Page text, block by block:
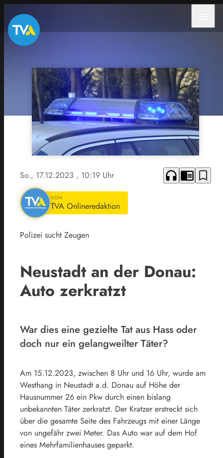
So., 17.12.2023 , 10:19 Uhr headphones chrome_reader_mode bookmark_border
VON
TVA Onlineredaktion
Polizei sucht Zeugen
Neustadt an der Donau:
Auto zerkratzt
War dies eine gezielte Tat aus Hass oder
doch nur ein gelangweilter Täter?
Am 15.12.2023, zwischen 8 Uhr und 16 Uhr, wurde am
Westhang in Neustadt a.d. Donau auf Höhe der
Hausnummer 26 ein Pkw durch einen bislang
unbekannten Täter zerkratzt. Der Kratzer erstreckt sich
über die gesamte Seite des Fahrzeugs mit einer Länge
von ungefähr zwei Meter. Das Auto war auf dem Hof
eines Mehrfamilienhauses geparkt.